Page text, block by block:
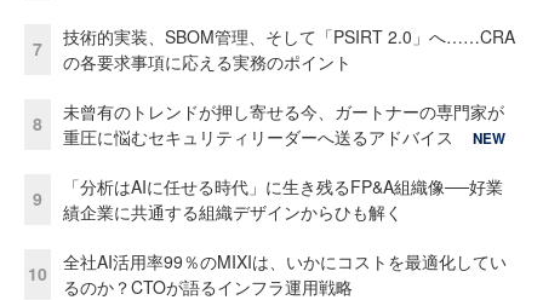
7
技術的実装、SBOM管理、そして「PSIRT 2.0」へ……CRA
の各要求事項に応える実務のポイント
8
未曾有のトレンドが押し寄せる今、ガートナーの専門家が
重圧に悩むセキュリティリーダーへ送るアドバイス
NEW
9
「分析はAIに任せる時代」に生き残るFP&A組織像──好業
績企業に共通する組織デザインからひも解く
10
全社AI活用率99％のMIXIは、いかにコストを最適化してい
るのか？CTOが語るインフラ運用戦略